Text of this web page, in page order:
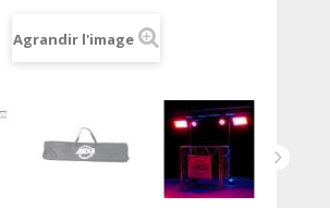
Agrandir l'image